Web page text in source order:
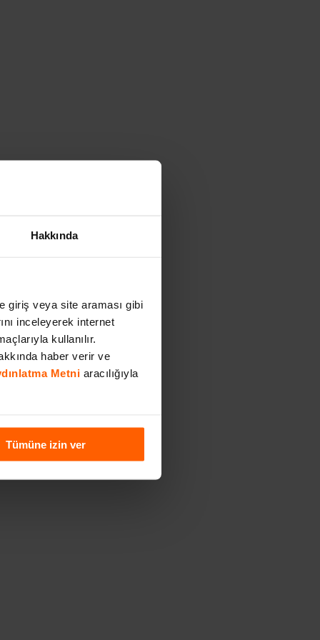
Hakkında
giriş veya site araması gibi
inceleyerek internet
kullanılır.
haber verir ve
Metni aracılığıyla
Tümüne izin ver